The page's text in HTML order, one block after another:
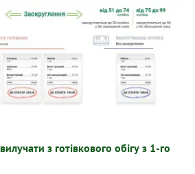
вилучати з готівкового обігу з 1-го